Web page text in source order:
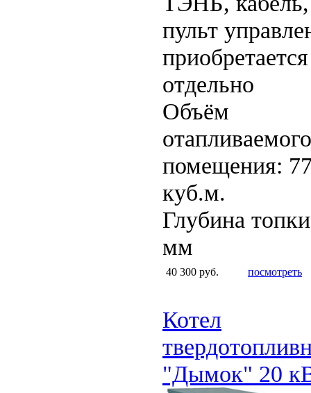
пульт
приобретается
отдельно
Объём
отапливаемого
помещения:
куб.м.
Глубина
мм
40 300 руб. посмотреть
Котел
"Дымок" 20